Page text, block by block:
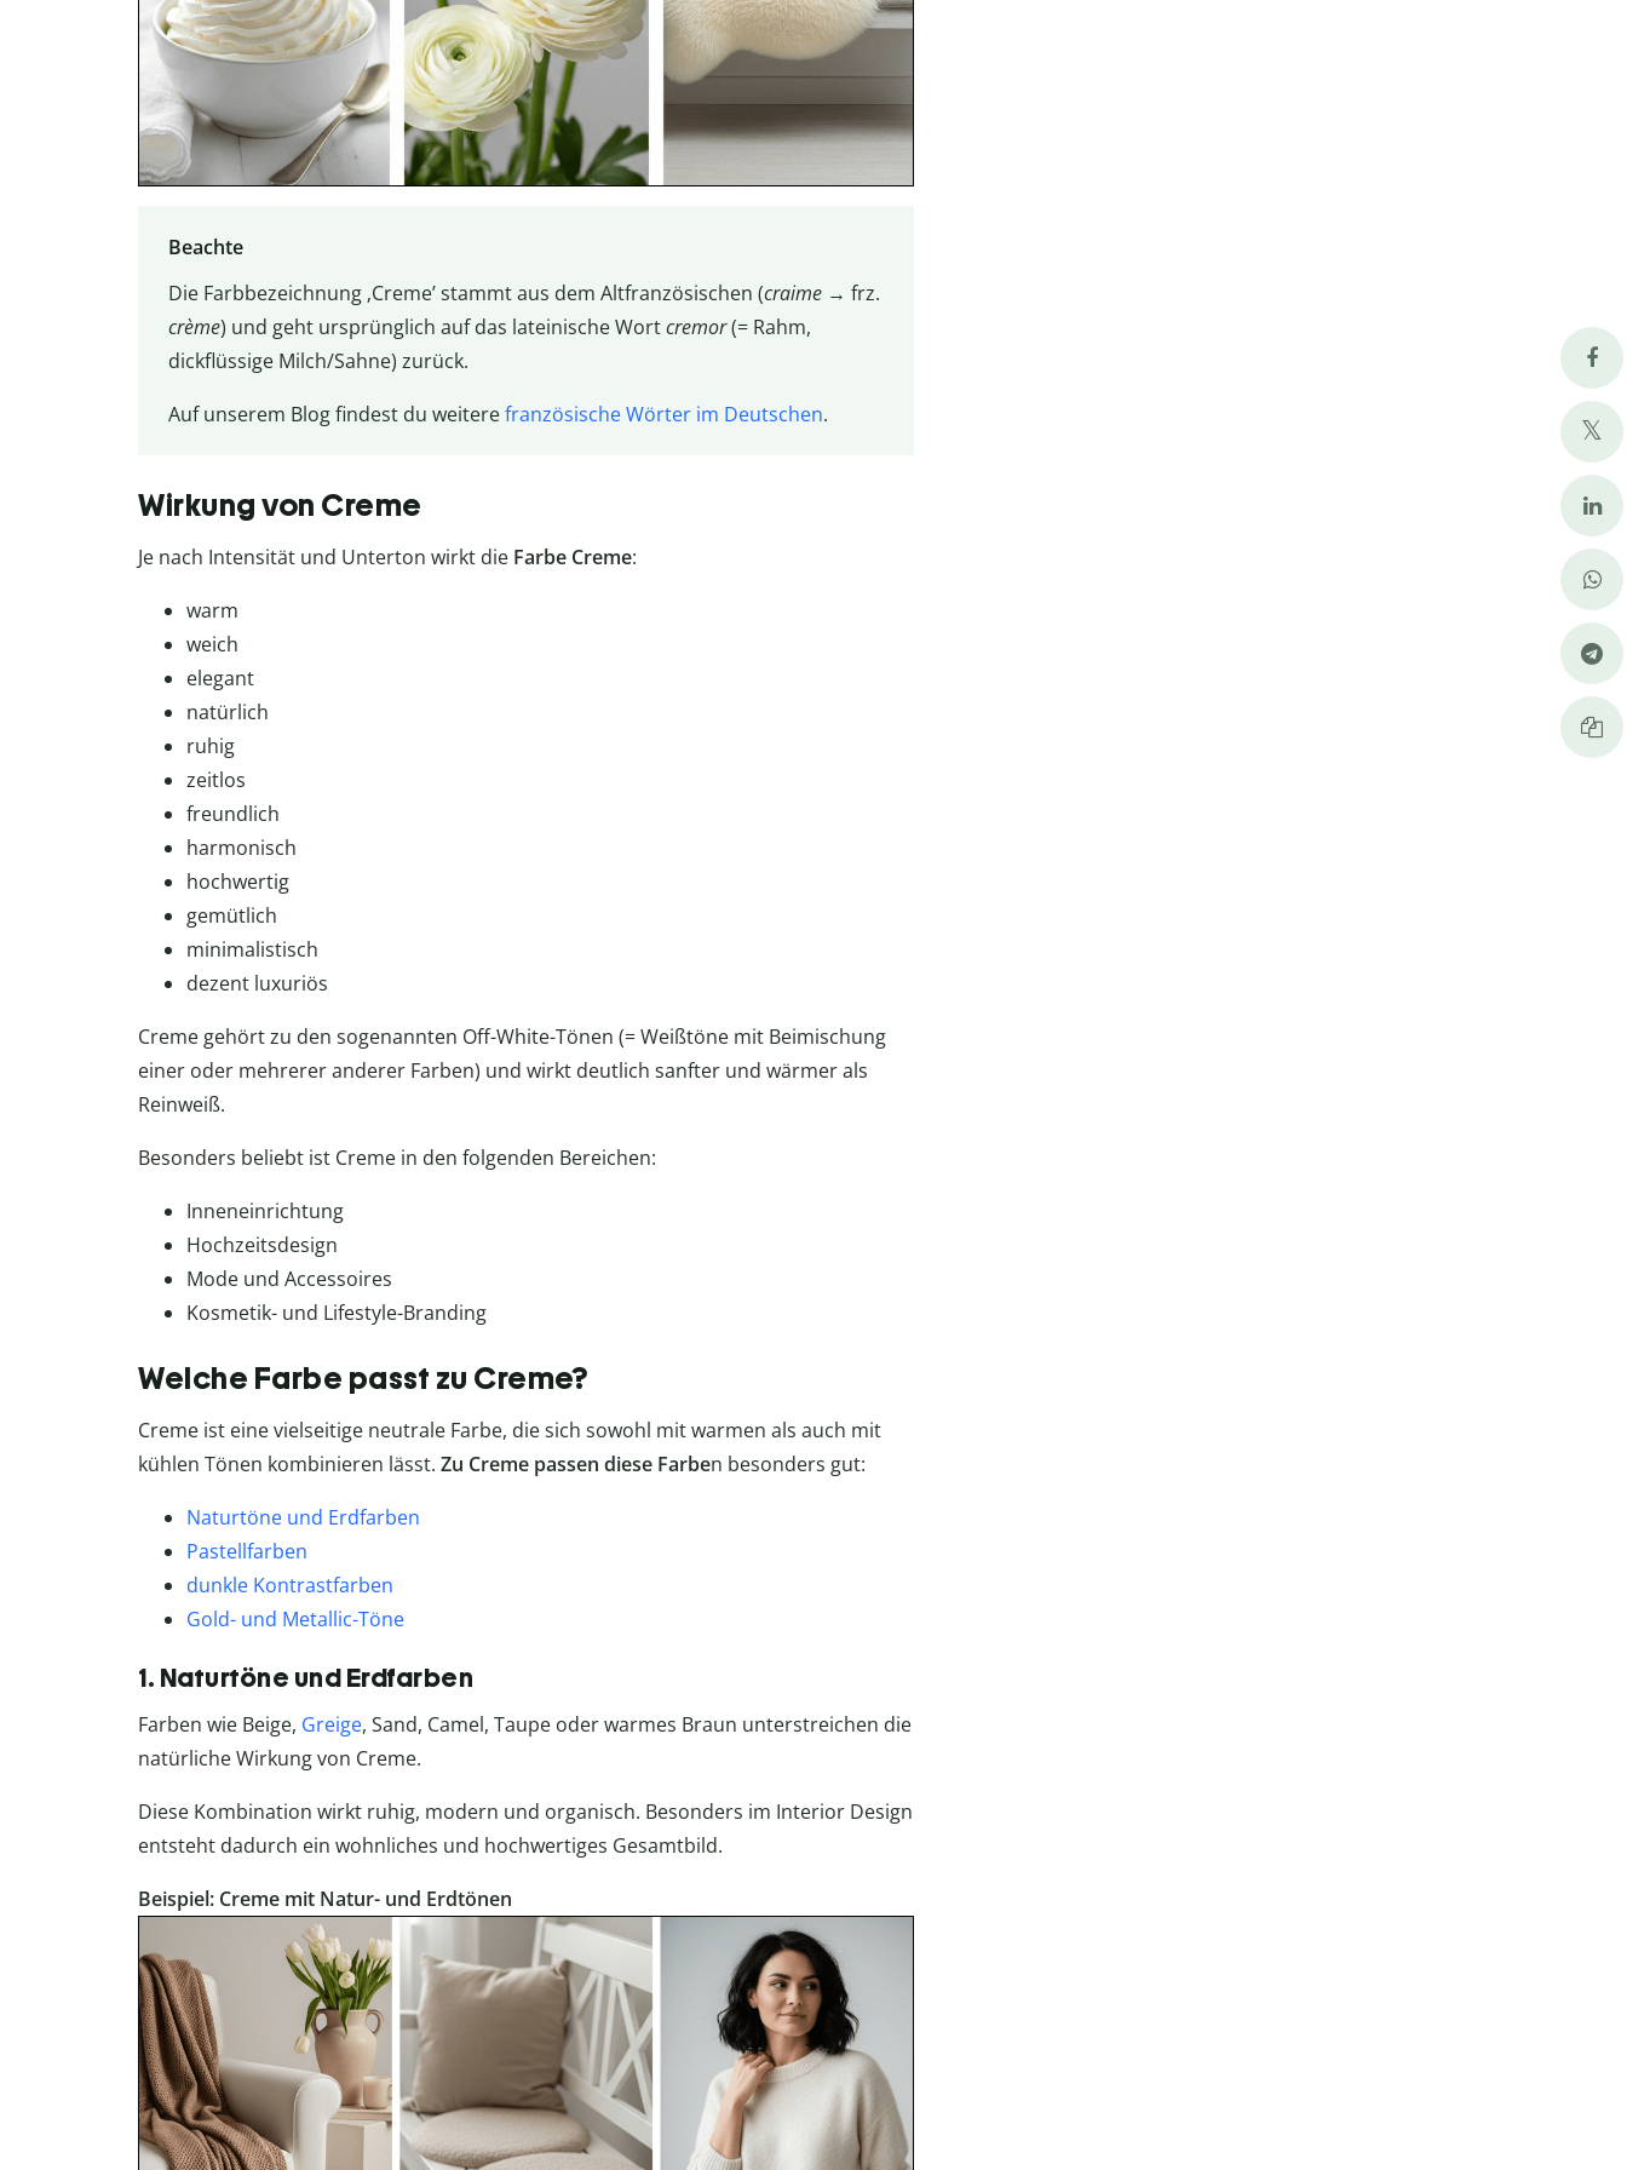
Beachte
Die Farbbezeichnung ‚Creme’ stammt aus dem Altfranzösischen (craime→ frz.
crème) und geht ursprünglich auf das lateinische Wortcremor(= Rahm,
dickflüssige Milch/Sahne) zurück.
Auf unserem Blog findest du weiterefranzösische Wörter im Deutschen.
Wirkung von Creme
Je nach Intensität und Unterton wirkt die Farbe Creme:
warm
weich
elegant
natürlich
ruhig
zeitlos
freundlich
harmonisch
hochwertig
gemütlich
minimalistisch
dezent luxuriös
Creme gehört zu den sogenannten Off-White-Tönen (= Weißtöne mit Beimischung
einer oder mehrerer anderer Farben) und wirkt deutlich sanfter und wärmer als
Reinweiß.
Besonders beliebt ist Creme in den folgenden Bereichen:
Inneneinrichtung
Hochzeitsdesign
Mode und Accessoires
Kosmetik- und Lifestyle-Branding
Welche Farbe passt zu Creme?
Creme ist eine vielseitige neutrale Farbe, die sich sowohl mit warmen als auch mit
kühlen Tönen kombinieren lässt. Zu Creme passen diese Farben besonders gut:
Naturtöne und Erdfarben
Pastellfarben
dunkle Kontrastfarben
Gold- und Metallic-Töne
1. Naturtöne und Erdfarben
Farben wie Beige, Greige, Sand, Camel, Taupe oder warmes Braun unterstreichen die
natürliche Wirkung von Creme.
Diese Kombination wirkt ruhig, modern und organisch. Besonders im Interior Design
entsteht dadurch ein wohnliches und hochwertiges Gesamtbild.
Beispiel: Creme mit Natur- und Erdtönen